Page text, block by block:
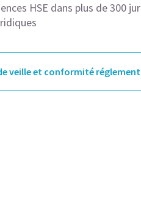
HSE dans plus de 300
veille et conformité